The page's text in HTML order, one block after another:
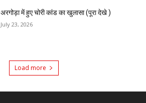
अरगोड़ा में हुए चोरी कांड का खुलासा (पूरा देखे )
July 23, 2026
Load more